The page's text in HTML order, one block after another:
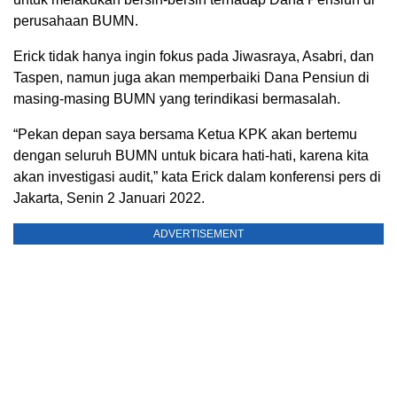
perusahaan BUMN.
Erick tidak hanya ingin fokus pada Jiwasraya, Asabri, dan
Taspen, namun juga akan memperbaiki Dana Pensiun di
masing-masing BUMN yang terindikasi bermasalah.
“Pekan depan saya bersama Ketua KPK akan bertemu
dengan seluruh BUMN untuk bicara hati-hati, karena kita
akan investigasi audit,” kata Erick dalam konferensi pers di
Jakarta, Senin 2 Januari 2022.
ADVERTISEMENT